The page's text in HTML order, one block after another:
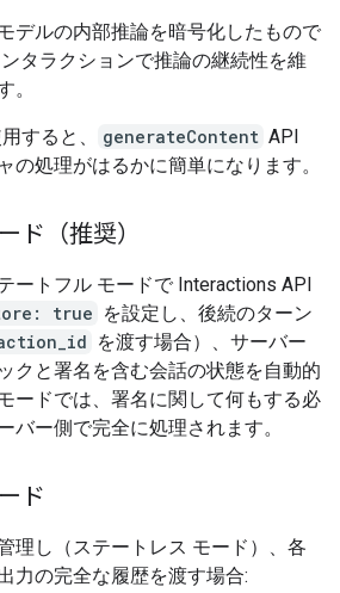
デルの内部推論を暗号化したもので
タラクションで推論の継続性を維
。
すると、 generateContent API
の処理がはるかに簡単になります。
ド（推奨）
ートフル モードで Interactions API
true を設定し、後続のターン
を渡す場合）、サーバー
クと署名を含む会話の状態を自動的
ードでは、署名に関して何もする必
バー側で完全に処理されます。
ド
理し（ステートレス モード）、各
力の完全な履歴を渡す場合: